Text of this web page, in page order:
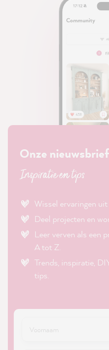
Onze nieuwsbrief
Inspiratie en tips
Wissel ervaringen
Deel projecten en
Leer verven als een
A tot Z.
Trends, inspiratie,
tips.